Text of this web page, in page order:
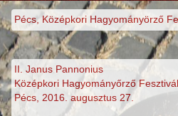
Pécs, Középkori Hagyományörző
II. Janus Pannonius
Középkori Hagyományőrző Fesztivál
Pécs, 2016. augusztus 27.